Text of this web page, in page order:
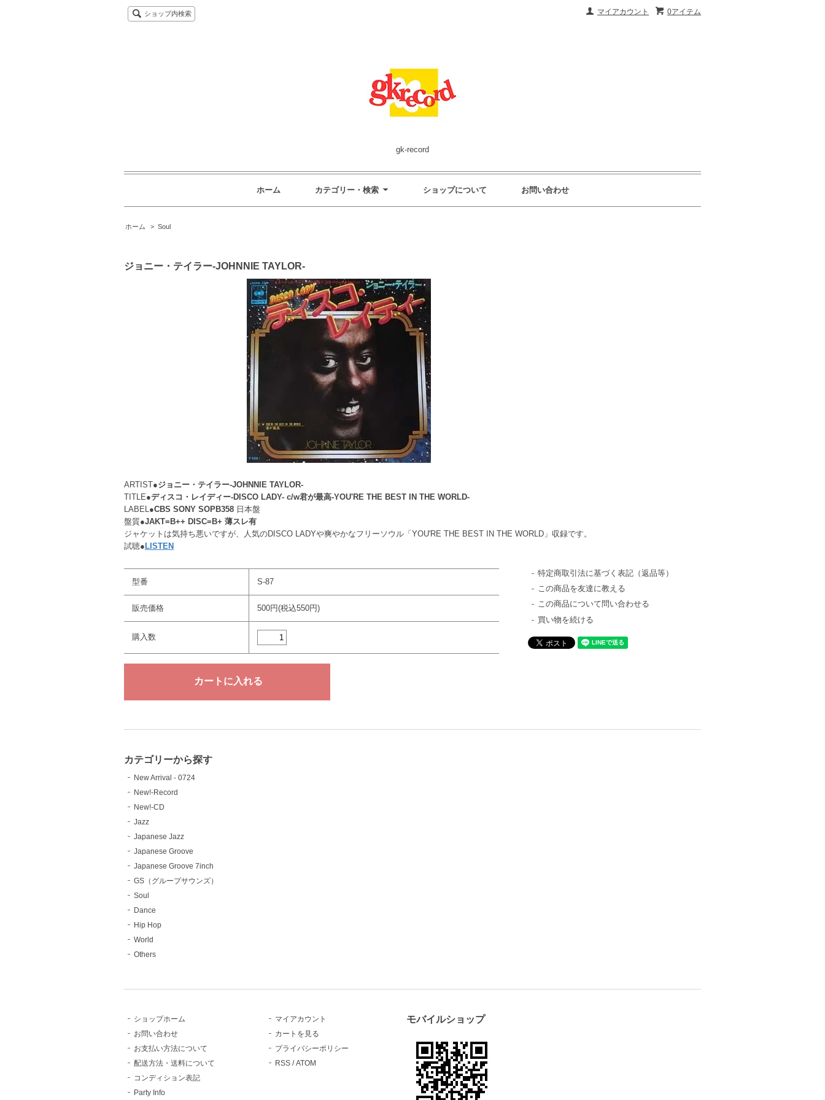
0アイテム
マイアカウント
ショップ内検索
gk-record
ホーム カテゴリー・検索 ショップについて お問い合わせ
ホーム > Soul
ジョニー・テイラー-JOHNNIE TAYLOR-
ARTIST●ジョニー・テイラー-JOHNNIE TAYLOR-
TITLE●ディスコ・レイディー-DISCO LADY- c/w君が最高-YOU'RE THE BEST IN THE WORLD-
LABEL●CBS SONY SOPB358 日本盤
盤質●JAKT=B++ DISC=B+ 薄スレ有
ジャケットは気持ち悪いですが、人気のDISCO LADYや爽やかなフリーソウル「YOU'RE THE BEST IN THE WORLD」収録です。
試聴● LISTEN
型番 S-87
販売価格 500円(税込550円)
購入数
特定商取引法に基づく表記（返品等）
この商品を友達に教える
この商品について問い合わせる
買い物を続ける
カテゴリーから探す
New Arrival - 0724
New!-Record
New!-CD
Jazz
Japanese Jazz
Japanese Groove
Japanese Groove 7inch
GS（グループサウンズ）
Soul
Dance
Hip Hop
World
Others
ショップホーム
お問い合わせ
お支払い方法について
配送方法・送料について
コンディション表記
Party Info
マイアカウント
カートを見る
プライバシーポリシー
RSS /ATOM
モバイルショップ